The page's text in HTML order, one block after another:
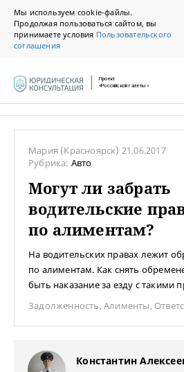
Мы используем cookie-файлы.
Продолжая пользоваться сайтом, вы
принимаете условия Пользовательского
соглашения
Проект
«Российской газеты»
Мария (Красноярск) 21.06.2017
Рубрика: Авто
Могут ли забрать
водительские
по алиментам?
На водительских правах лежит
по алиментам. Как снять
быть наказание за езду с такими
Задолженность,Алименты,
Константин